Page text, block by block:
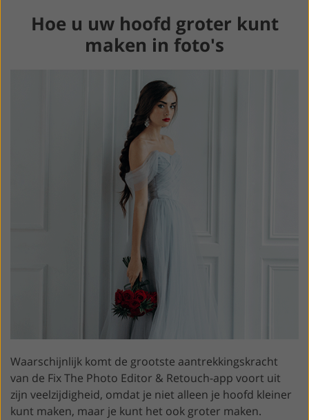
Hoe u uw hoofd groter kunt
maken in foto's
Waarschijnlijk komt de grootste aantrekkingskracht
van de Fix The Photo Editor & Retouch-app voort uit
zijn veelzijdigheid, omdat je niet alleen je hoofd kleiner
kunt maken, maar je kunt het ook groter maken.